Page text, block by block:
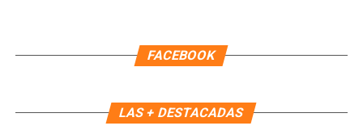
ampliar las opciones de movilidad y fortalecer la
conectividad en uno de los principales corredores
quintanarroenses como a visitantes.
FACEBOOK
LAS + DESTACADAS